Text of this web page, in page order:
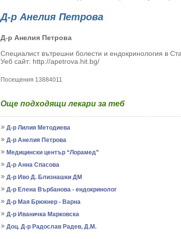
Д-р Анелия Петрова
Д-р Анелия Петрова
Специалист вътрешни болести и ендокринология в
Уеб сайт: http://apetrova.hit.bg/
Посещения 13884011
Още подходящи лекари за теб
Д-р Лилия Методиева
Д-р Анелия Петрова
Медицински център “Лорамед”
Д-р Анна Спасова
Д-р Иво Д. Близнашки ДМ
Д-р Елена Върбанова - ендокринолог
Д-р Мая Брюкнер - Варна
Д-р Иваничка Марковска
Доц. Д-р Радослав Радев, Д.М.